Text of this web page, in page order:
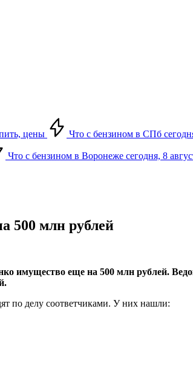
цены Что с бензином в СПб
Что с бензином в Воронеже сегодня, 8
500 млн рублей
еще на 500 млн рублей.
по делу соответчиками. У них нашли: